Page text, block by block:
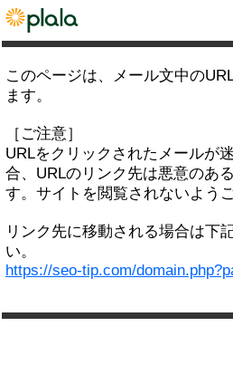
このページは、メール文中の
ます。
［ご注意］
URLをクリックされたメールが
合、URLのリンク先は悪意のあ
す。サイトを閲覧されないよう
リンク先に移動される場合は下
い。
https://seo-tip.com/